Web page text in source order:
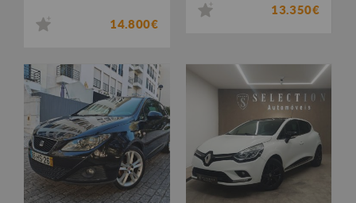
14.800€
13.350€